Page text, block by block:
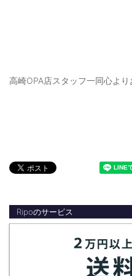
高崎OPA店スタッフ一同心よ
Ripoのサービス